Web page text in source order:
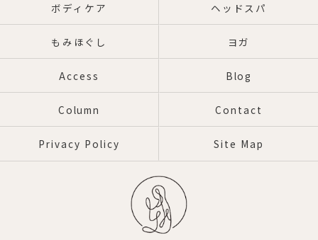
ボディケア ヘッドスパ
もみほぐし ヨガ
Access Blog
Column Contact
Privacy Policy Site Map